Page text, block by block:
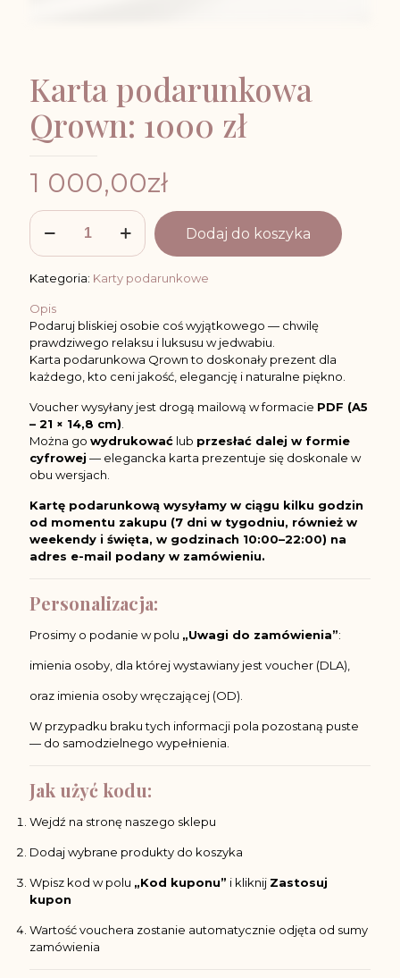
Karta podarunkowa
Qrown: 1000 zł
1 000,00zł
ilość
Karta
podarunkowa
1000
zł
Dodaj do koszyka
Kategoria: Karty podarunkowe
Opis
Podaruj bliskiej osobie coś wyjątkowego — chwilę
prawdziwego relaksu i luksusu w jedwabiu.
Karta podarunkowa Qrown to doskonały prezent dla
każdego, kto ceni jakość, elegancję i naturalne piękno.
Voucher wysyłany jest drogą mailową w formacie PDF (A5
– 21 × 14,8 cm)
Można go wydrukować lub przesłać dalej w formie
cyfrowej — elegancka karta prezentuje się doskonale w
obu wersjach.
Kartę podarunkową wysyłamy w ciągu kilku godzin
od momentu zakupu (7 dni w tygodniu, również w
weekendy i święta, w godzinach 10:00–22:00) na
adres e-mail podany w zamówieniu.
Personalizacja:
Prosimy o podanie w polu „Uwagi do zamówienia”:
imienia osoby, dla której wystawiany jest voucher (DLA),
oraz imienia osoby wręczającej (OD).
W przypadku braku tych informacji pola pozostaną puste
— do samodzielnego wypełnienia.
Jak użyć kodu:
Wejdź na stronę naszego sklepu
Dodaj wybrane produkty do koszyka
Wpisz kod w polu „Kod kuponu” i kliknij Zastosuj
kupon
Wartość vouchera zostanie automatycznie odjęta od sumy
zamówienia